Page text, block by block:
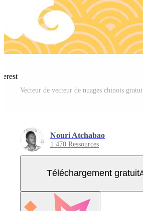
Nouri Atchabao
1 470 Ressources
Téléchargement gratuit